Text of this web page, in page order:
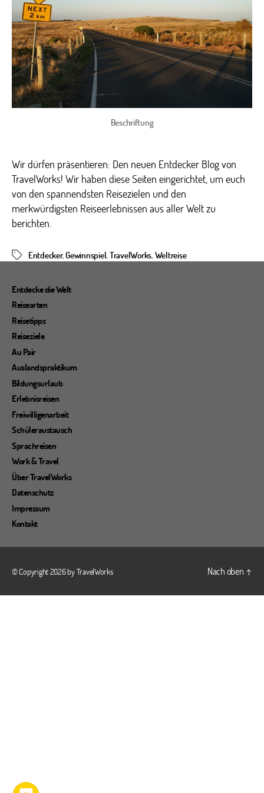
Beschriftung
Wir dürfen präsentieren: Den neuen Entdecker Blog von
TravelWorks! Wir haben diese Seiten eingerichtet, um euch
von den spannendsten Reisezielen und den
merkwürdigsten Reiseerlebnissen aus aller Welt zu
berichten.
Schlagwörter
Entdecker,Gewinnspiel, TravelWorks, Weltreise
Entdecke die Welt
Reisearten
Reisetipps
Reiseziele
Au Pair
Auslandspraktikum
Bildungsurlaub
Erlebnisreisen
Freiwilligenarbeit
Schüleraustausch
Sprachreisen
Work & Travel
Über TravelWorks
Datenschutz
Impressum
Kontakt
© Copyright 2026 byTravelWorks Nach oben ↑